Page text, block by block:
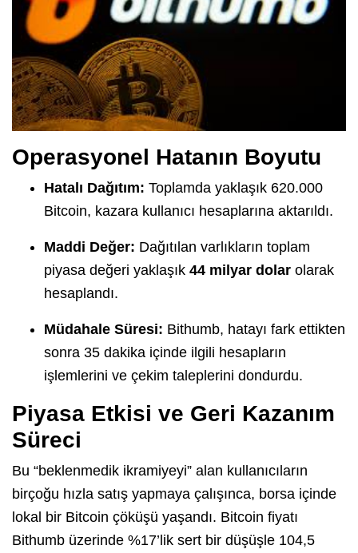
Operasyonel Hatanın Boyutu
Hatalı Dağıtım: Toplamda yaklaşık 620.000
Bitcoin, kazara kullanıcı hesaplarına aktarıldı.
Maddi Değer: Dağıtılan varlıkların toplam
piyasa değeri yaklaşık 44 milyar dolar olarak
hesaplandı.
Müdahale Süresi: Bithumb, hatayı fark ettikten
sonra 35 dakika içinde ilgili hesapların
işlemlerini ve çekim taleplerini dondurdu.
Piyasa Etkisi ve Geri Kazanım
Süreci
Bu “beklenmedik ikramiyeyi” alan kullanıcıların
birçoğu hızla satış yapmaya çalışınca, borsa içinde
lokal bir Bitcoin çöküşü yaşandı. Bitcoin fiyatı
Bithumb üzerinde %17’lik sert bir düşüşle 104,5